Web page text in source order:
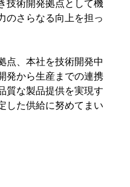
技術開発拠点として機
のさらなる向上を担っ
点、本社を技術開発中
発から生産までの連携
質な製品提供を実現す
した供給に努めてまい